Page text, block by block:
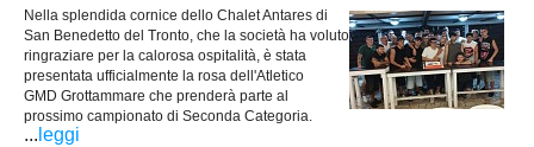
Nella splendida cornice dello Chalet Antares di
San Benedetto del Tronto, che la società ha voluto
ringraziare per la calorosa ospitalità, è stata
presentata ufficialmente la rosa dell'Atletico
GMD Grottammare che prenderà parte al
prossimo campionato di Seconda Categoria.
... leggi